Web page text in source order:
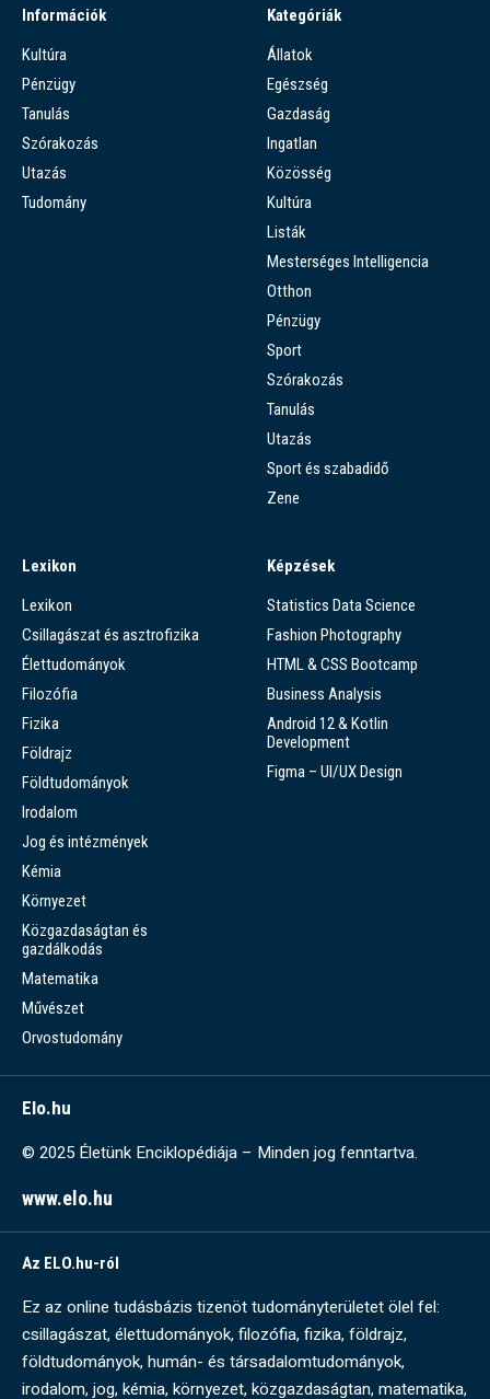
Információk
Kultúra
Pénzügy
Tanulás
Szórakozás
Utazás
Tudomány
Kategóriák
Állatok
Egészség
Gazdaság
Ingatlan
Közösség
Kultúra
Listák
Mesterséges Intelligencia
Otthon
Pénzügy
Sport
Szórakozás
Tanulás
Utazás
Sport és szabadidő
Zene
Lexikon
Lexikon
Csillagászat és asztrofizika
Élettudományok
Filozófia
Fizika
Földrajz
Földtudományok
Irodalom
Jog és intézmények
Kémia
Környezet
Közgazdaságtan és
gazdálkodás
Matematika
Művészet
Orvostudomány
Képzések
Statistics Data Science
Fashion Photography
HTML & CSS Bootcamp
Business Analysis
Android 12 & Kotlin
Development
Figma – UI/UX Design
Elo.hu
© 2025 Életünk Enciklopédiája – Minden jog fenntartva.
www.elo.hu
Az ELO.hu-ról
Ez az online tudásbázis tizenöt tudományterületet ölel fel:
csillagászat, élettudományok, filozófia, fizika, földrajz,
földtudományok, humán- és társadalomtudományok,
irodalom, jog, kémia, környezet, közgazdaságtan, matematika,